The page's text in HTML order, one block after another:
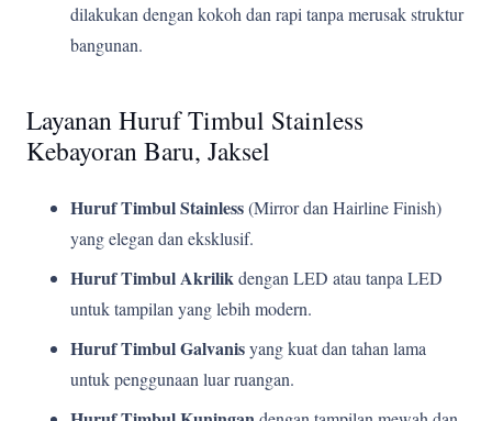
dilakukan dengan kokoh dan rapi tanpa merusak struktur
bangunan.
Layanan Huruf Timbul Stainless
Kebayoran Baru, Jaksel
Huruf Timbul Stainless(Mirror dan Hairline Finish)
yang elegan dan eksklusif.
Huruf Timbul Akrilikdengan LED atau tanpa LED
untuk tampilan yang lebih modern.
Huruf Timbul Galvanisyang kuat dan tahan lama
untuk penggunaan luar ruangan.